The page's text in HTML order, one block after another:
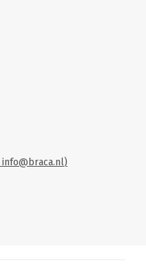
info@braca.nl)